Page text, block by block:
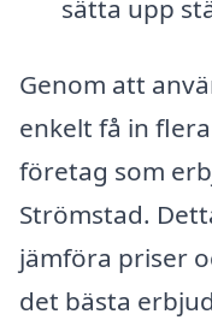
sätta upp
Genom att
enkelt få in
företag som
Strömstad.
jämföra priser
det bästa